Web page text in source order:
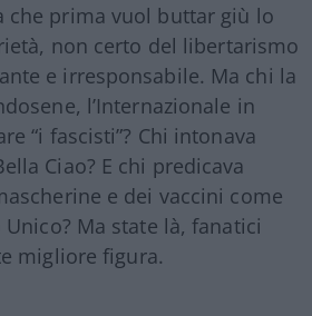
che prima vuol buttar giù lo
non certo del libertarismo
e irresponsabile. Ma chi la
l’Internazionale in
“i fascisti”? Chi intonava
Ciao? E chi predicava
e dei vaccini come
Ma state là, fanatici
migliore figura.